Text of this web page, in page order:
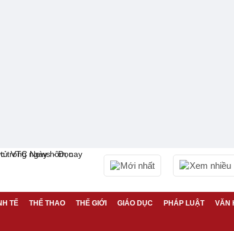
Mới nhất Xem nhiều
TẾ THỂ THAO THẾ GIỚI GIÁO DỤC PHÁP LUẬT VĂN